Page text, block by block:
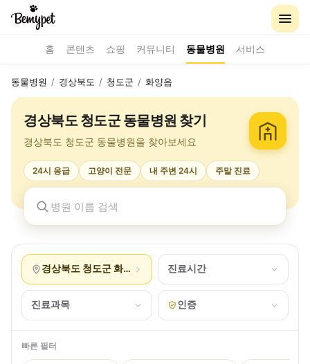
홈 콘텐츠 쇼핑 커뮤니티 동물병원 서비스
동물병원 / 경상북도 / 청도군 / 화양읍
경상북도 청도군 동물병원 찾기
경상북도 청도군 동물병원을 찾아보세요
24시 응급 고양이 전문 내 주변 24시 주말 진료
경상북도 청도군 화양읍 진료시간
진료과목 인증
빠른 필터